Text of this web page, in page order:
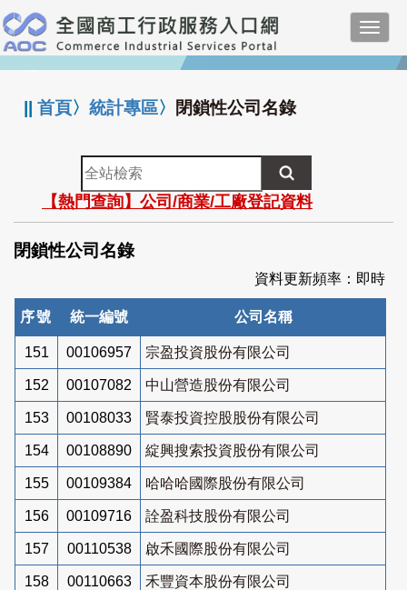
跳
到
主
要
:::
||首頁〉統計專區〉 閉鎖性公司名錄
全
站
檢
索
【熱門查詢】公司/商業/工廠登記資料
閉鎖性公司名錄
資料更新頻率：即時
序號 統一編號 公司名稱
151 00106957 宗盈投資股份有限公司
152 00107082 中山營造股份有限公司
153 00108033 賢泰投資控股股份有限公司
154 00108890 綻興搜索投資股份有限公司
155 00109384 哈哈哈國際股份有限公司
156 00109716 詮盈科技股份有限公司
157 00110538 啟禾國際股份有限公司
158 00110663 禾豐資本股份有限公司